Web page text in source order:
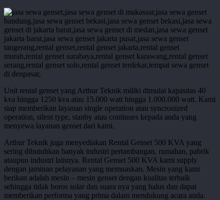
Unit rental genset yang Arthur Teknik miliki dimulai kapasitas 40
kva hingga 1250 kva atau 15.000 watt hingga 1.000.000 watt. Kami
siap memberikan layanan single operation atau syncronized
operation, silent type, stanby atau continues kepada anda yang
menyewa layanan genset dari kami.
Arthur Teknik juga menyediakan Rental Genset 500 KVA yang
sering dibutuhkan banyak industri pertambangan, rumahan, pabrik
ataupun industri lainnya. Rental Genset 500 KVA kami supply
dengan jaminan pelayanan yang memuaskan. Mesin yang kami
berikan adalah mesin – mesin genset dengan kualitas terbaik
sehingga tidak boros solar dan suara nya yang halus dan dapat
memberikan performa yang prima dalam mendukung acara anda.